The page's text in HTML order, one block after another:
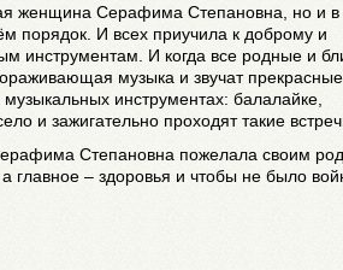
женщина Серафима Степановна, но и в
порядок. И всех приучила к доброму и
инструментам. И когда все родные и
музыка и звучат прекрасные
инструментах: балалайке,
и зажигательно проходят такие
Степановна пожелала своим
главное – здоровья и чтобы не было